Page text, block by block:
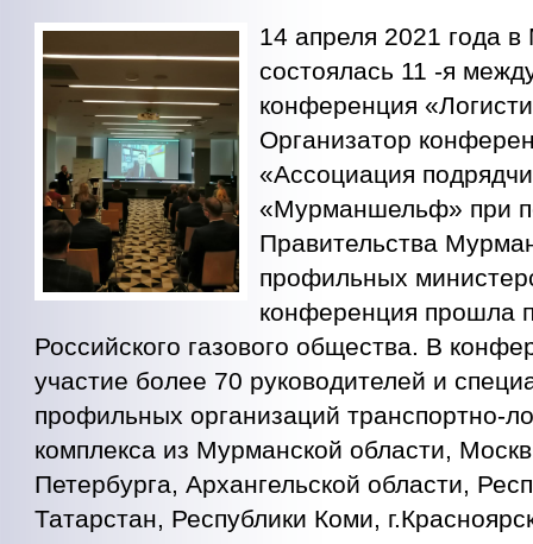
14 апреля 2021 года
состоялась 11 -я
конференция
Организатор
«Ассоциация
«Мурманшельф» при
Правительства
профильных
конференция прошла
Российского газового общества. В
участие более 70 руководителей и
профильных организаций транспортно-
комплекса из Мурманской области,
Петербурга, Архангельской области,
Татарстан, Республики Коми,